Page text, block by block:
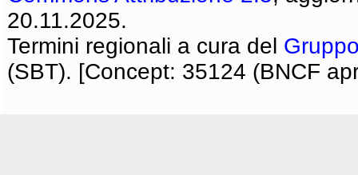
20.11.2025.
Termini regionali a cura del
(SBT). [Concept: 35124 (BNCF